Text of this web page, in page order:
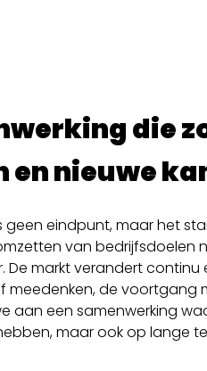
die
nieuwe
geen eindpunt, maar het
van bedrijfsdoelen
De markt verandert continu
meedenken, de voortgang
aan een samenwerking
maar ook op lange